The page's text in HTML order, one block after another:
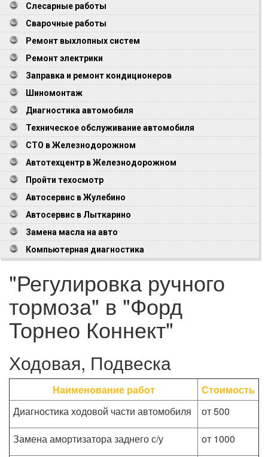
Слесарные работы
Сварочные работы
Ремонт выхлопных систем
Ремонт электрики
Заправка и ремонт кондиционеров
Шиномонтаж
Диагностика автомобиля
Техническое обслуживание автомобиля
СТО в Железнодорожном
Автотехцентр в Железнодорожном
Пройти техосмотр
Автосервис в Жулебино
Автосервис в Лыткарино
Замена масла на авто
Компьютерная диагностика
"Регулировка ручного
тормоза" в "Форд
Торнео Коннект"
Ходовая, Подвеска
Наименование работ
Стоимость
Диагностика ходовой части автомобиля
от 500
Замена амортизатора заднего с/у
от 1000